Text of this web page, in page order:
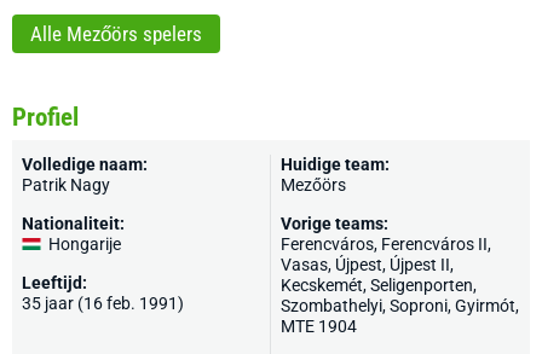
Alle Mezőörs spelers
Profiel
Volledige naam:
Patrik Nagy
Nationaliteit:
Hongarije
Leeftijd:
35 jaar (16 feb. 1991)
Huidige team:
Mezőörs
Vorige teams:
Ferencváros, Ferencváros II,
Vasas, Újpest, Újpest II,
Kecskemét, Seligenporten,
Szombathelyi, Soproni, Gyirmót,
MTE 1904